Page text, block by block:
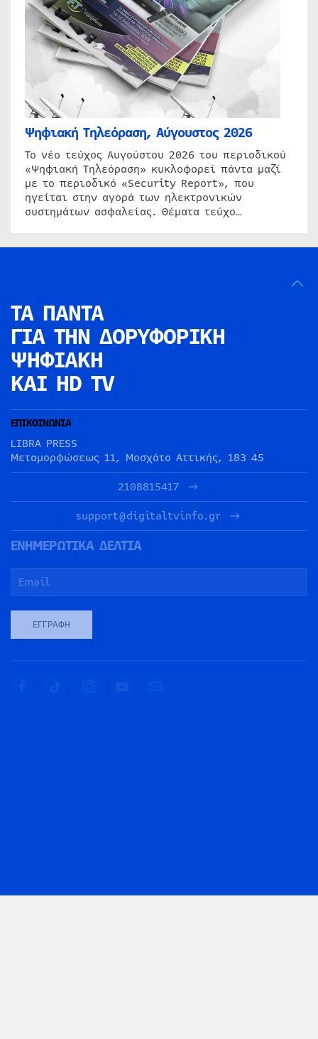
Ψηφιακή Τηλεόραση, Αύγουστος 2026
Το νέο τεύχος Αυγούστου 2026 του περιοδικού
«Ψηφιακή Τηλεόραση» κυκλοφορεί πάντα μαζί
με το περιοδικό «Security Report», που
ηγείται στην αγορά των ηλεκτρονικών
συστημάτων ασφαλείας. Θέματα τεύχο…
ΤΑ ΠΑΝΤΑ
ΓΙΑ ΤΗΝ ΔΟΡΥΦΟΡΙΚΗ
ΨΗΦΙΑΚΗ
ΚΑΙ HD TV
ΕΠΙΚΟΙΝΩΝΙΑ
LIBRA PRESS
Μεταμορφώσεως 11, Μοσχάτο Αττικής, 183 45
2108815417
support@digitaltvinfo.gr
ΕΝΗΜΕΡΩΤΙΚΑ ΔΕΛΤΙΑ
ΕΓΓΡΑΦΉ